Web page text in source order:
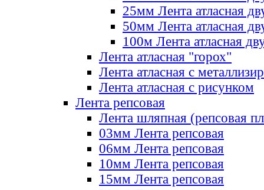
25мм Лента атласная
50мм Лента атласная
100м Лента атласная
Лента атласная "горох"
Лента атласная с
Лента атласная с рисунком
Лента репсовая
Лента шляпная (репсовая
03мм Лента репсовая
06мм Лента репсовая
10мм Лента репсовая
15мм Лента репсовая